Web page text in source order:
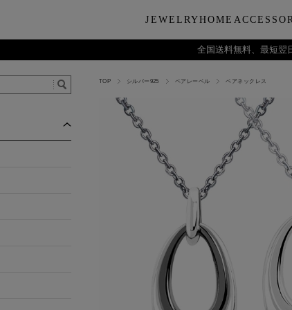
JEWELRY
Category
ピアス・イヤーカフ
Collection
パールジュエリー
ペンダントトップ
ネックレスチェーン
ディズニーハワイアン
HOME
テーブルウェア
ペアグラスタンブラー
ペアビアタンブラー
ペアおちょこ
インテ
リ
ビューティー
ハンドクリーム
今治タオル
バラエティ
今治タオル
一輪薔薇ギ
テディベ
お支払い・配送について
LARA Christieについて
ギフトラッピングサービス
サイトマップ
全国送料無料、最短翌
TOP シルバー925 ペアレーベル ペアネックレス